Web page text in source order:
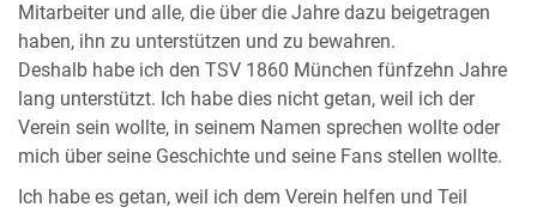
Mitarbeiter und alle, die über die Jahre dazu beigetragen
haben, ihn zu unterstützen und zu bewahren.
Deshalb habe ich den TSV 1860 München fünfzehn Jahre
lang unterstützt. Ich habe dies nicht getan, weil ich der
Verein sein wollte, in seinem Namen sprechen wollte oder
mich über seine Geschichte und seine Fans stellen wollte.
Ich habe es getan, weil ich dem Verein helfen und Teil